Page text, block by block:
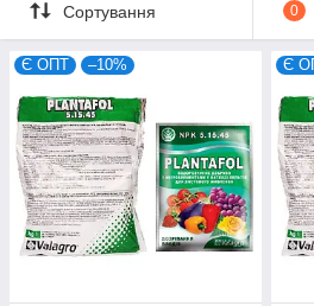
Сортування 0
Є ОПТ –10% Є